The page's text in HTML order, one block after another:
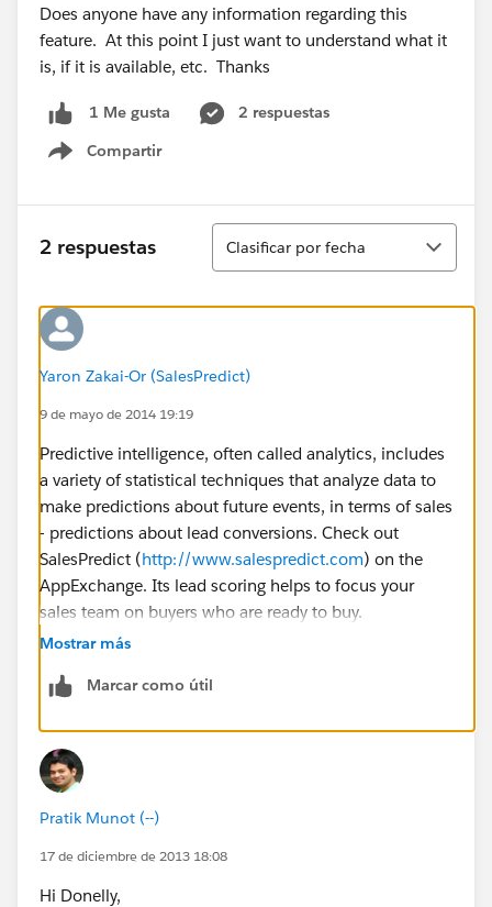
Does anyone have any information regarding this
feature. At this point I just want to understand what it
is, if it is available, etc. Thanks
1 Me gusta
2 respuestas
Compartir
Show menu
2 respuestas
Ordenar
Clasificar por fecha
Yaron Zakai-Or (SalesPredict)
9 de mayo de 2014 19:19
Predictive intelligence, often called analytics, includes
a variety of statistical techniques that analyze data to
make predictions about future events, in terms of sales
- predictions about lead conversions. Check out
SalesPredict (http://www.salespredict.com) on the
AppExchange. Its lead scoring helps to focus your
sales team on buyers who are ready to buy.
https://www.youtube.com/watch?v=C5ZReb6sVQw
Mostrar más
Marcar como útil
Pratik Munot (--)
17 de diciembre de 2013 18:08
Hi Donelly,